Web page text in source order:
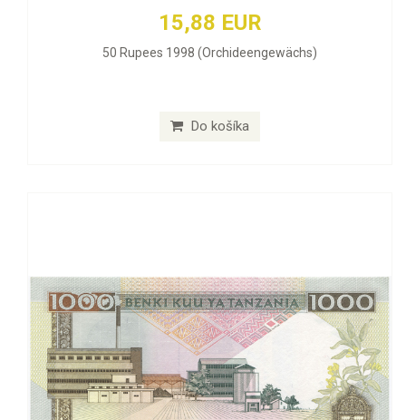
15,88 EUR
50 Rupees 1998 (Orchideengewächs)
Do košíka